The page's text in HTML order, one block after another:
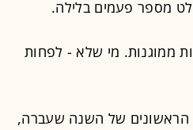
מספר פעמים בלילה.
ממוגנות. מי שלא - לפחות
הראשונים של השנה שעברה,